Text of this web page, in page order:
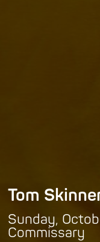
Tom
Sunday,
Commissary